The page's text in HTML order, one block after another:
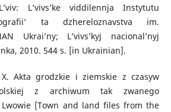
L’vivs’ke viddilennja Instytutu
ta dzhereloznavstva im.
Ukrai’ny; L’vivs’kyj nacional’nyj
2010. 544 s. [in Ukrainian].
Akta grodzkie i ziemskie z czasуw
z archiwum tak zwanego
Lwowie [Town and land files from the